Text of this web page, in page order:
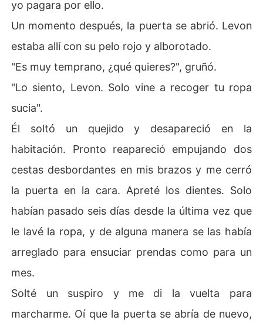
yo pagara por ello.
Un momento después, la puerta se abrió. Levon
estaba allí con su pelo rojo y alborotado.
"Es muy temprano, ¿qué quieres?", gruñó.
"Lo siento, Levon. Solo vine a recoger tu ropa
sucia".
Él soltó un quejido y desapareció en la
habitación. Pronto reapareció empujando dos
cestas desbordantes en mis brazos y me cerró
la puerta en la cara. Apreté los dientes. Solo
habían pasado seis días desde la última vez que
le lavé la ropa, y de alguna manera se las había
arreglado para ensuciar prendas como para un
mes.
Solté un suspiro y me di la vuelta para
marcharme. Oí que la puerta se abría de nuevo,